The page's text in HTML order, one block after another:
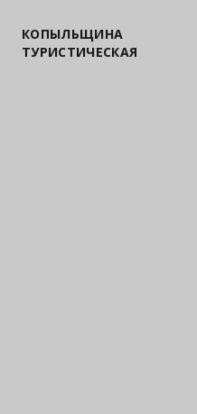
КОПЫЛЬЩИНА
ТУРИСТИЧЕСКАЯ